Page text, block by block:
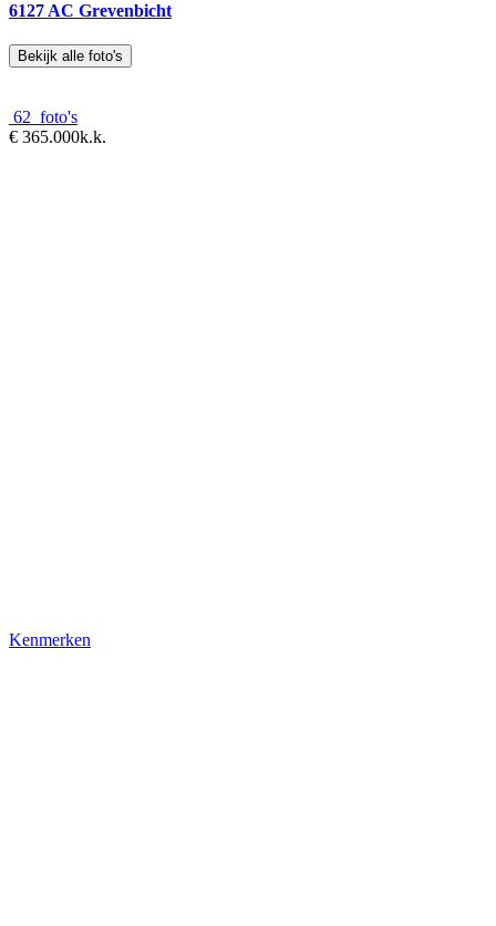
6127 AC Grevenbicht
Bekijk alle foto's
62 foto's
€ 365.000k.k.
Kenmerken